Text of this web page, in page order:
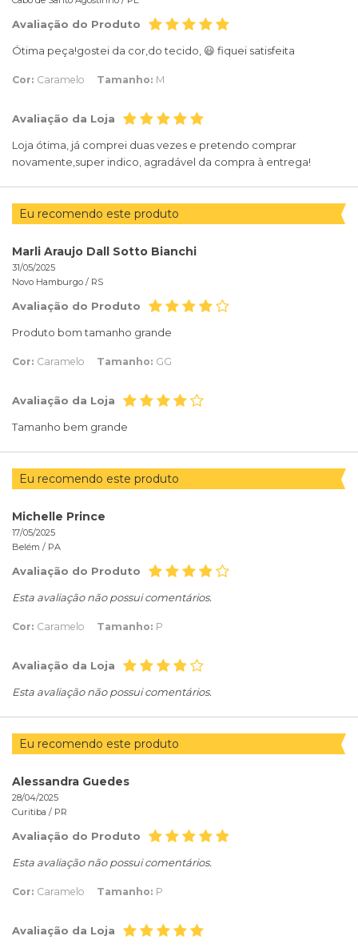
Avaliação do Produto
Ótima peça!gostei da cor,do tecido, 😃 fiquei satisfeita
Cor: Caramelo Tamanho: M
Avaliação da Loja
Loja ótima, já comprei duas vezes e pretendo comprar
novamente,super indico, agradável da compra à entrega!
Eu recomendo este produto
Marli Araujo Dall Sotto Bianchi
31/05/2025
Novo Hamburgo / RS
Avaliação do Produto
Produto bom tamanho grande
Cor: Caramelo Tamanho: GG
Avaliação da Loja
Tamanho bem grande
Eu recomendo este produto
Michelle Prince
17/05/2025
Belém / PA
Avaliação do Produto
Esta avaliação não possui comentários.
Cor: Caramelo Tamanho: P
Avaliação da Loja
Esta avaliação não possui comentários.
Eu recomendo este produto
Alessandra Guedes
28/04/2025
Curitiba / PR
Avaliação do Produto
Esta avaliação não possui comentários.
Cor: Caramelo Tamanho: P
Avaliação da Loja